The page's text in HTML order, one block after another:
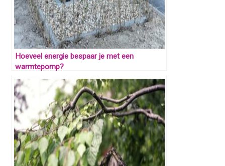
Hoeveel energie bespaar je met een
warmtepomp?